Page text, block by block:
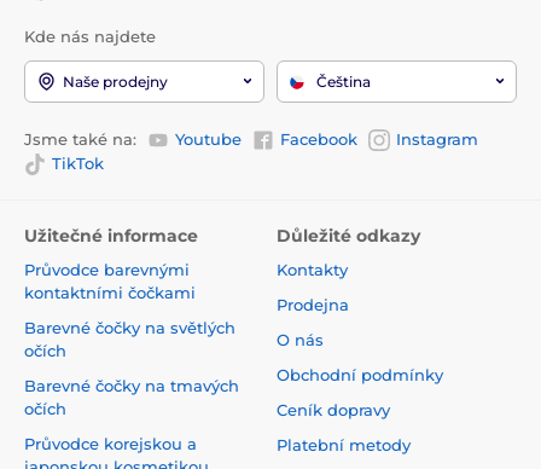
Kde nás najdete
Naše prodejny Čeština
Jsme také na: Youtube Facebook
Instagram
TikTok
Užitečné informace
Průvodce barevnými
kontaktními čočkami
Barevné čočky na světlých
očích
Barevné čočky na tmavých
očích
Průvodce korejskou a
Důležité odkazy
Kontakty
Prodejna
O nás
Obchodní podmínky
Ceník dopravy
Platební metody